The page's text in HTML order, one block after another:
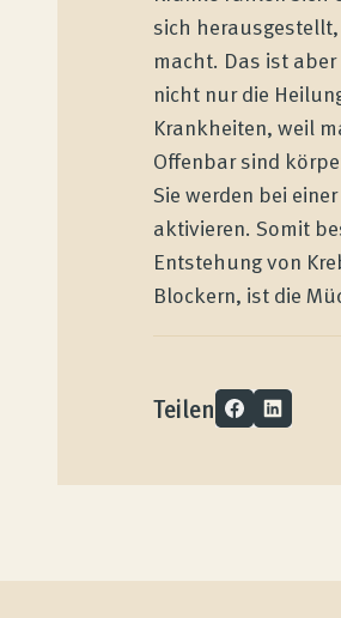
Kundenbewertungen
Produktberatung
Unternehmen
sich
macht. Das ist
nicht nur die
Krankheiten, weil
Offenbar sind
Sie werden bei
aktivieren. Somit
Entstehung von
Blockern, ist die
Teilen